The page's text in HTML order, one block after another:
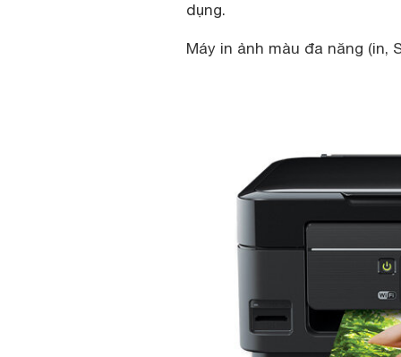
dụng.
Máy in ảnh màu đa năng (in,